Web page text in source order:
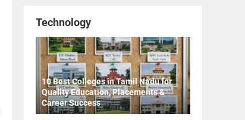
Technology
10 Best Colleges in Tamil Nadu for
Quality Education, Placements &
Career Success